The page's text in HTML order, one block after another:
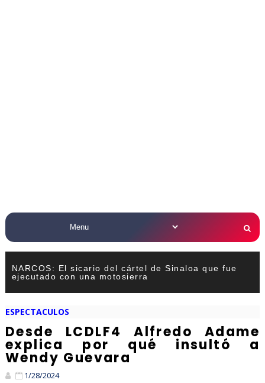
NARCOS: El sicario del cártel de Sinaloa que fue
ejecutado con una motosierra
ESPECTACULOS
Desde LCDLF4 Alfredo Adame
explica por qué insultó a
Wendy Guevara
1/28/2024